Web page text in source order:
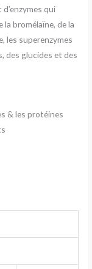
qui
bromélaïne, de la
les superenzymes
des glucides et des
& les protéines